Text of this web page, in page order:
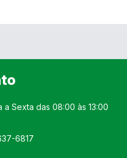
a Sexta das 08:00 às 13:00
6817